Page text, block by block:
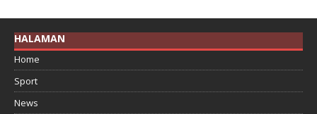
HALAMAN
Home
Sport
News